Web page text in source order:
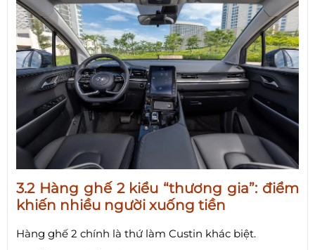
3.2 Hàng ghế 2 kiểu “thương gia”: điểm
khiến nhiều người xuống tiền
Hàng ghế 2 chính là thứ làm Custin khác biệt.